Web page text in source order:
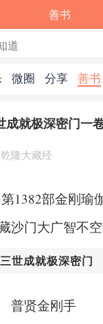
善书
微圈 分享 善书
成就极深密门一
乾隆大藏经
1382部金刚瑜
沙门大广智不
世成就极深密门
贤金刚手